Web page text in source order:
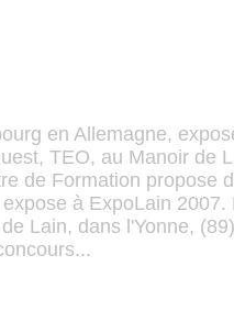
en Allemagne,
TEO, au Manoir de
de Formation propose
à ExpoLain
Lain, dans l'Yonne,